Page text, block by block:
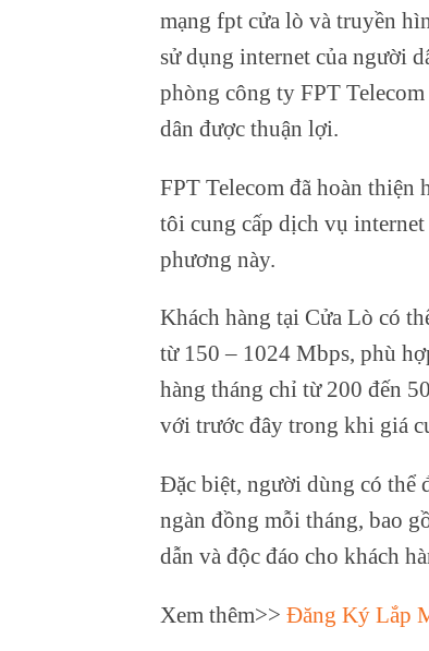
mạng fpt cửa lò và truyền
sử dụng internet của người
phòng công ty FPT
dân được thuận lợi.
FPT Telecom đã hoàn
tôi cung cấp dịch vụ
phương này.
Khách hàng tại Cửa Lò có
từ 150 – 1024 Mbps, phù
hàng tháng chỉ từ 200 đến
với trước đây trong khi giá
Đặc biệt, người dùng có thể
ngàn đồng mỗi tháng, bao
dẫn và độc đáo cho khách
Xem thêm>> Đăng Ký Lắp